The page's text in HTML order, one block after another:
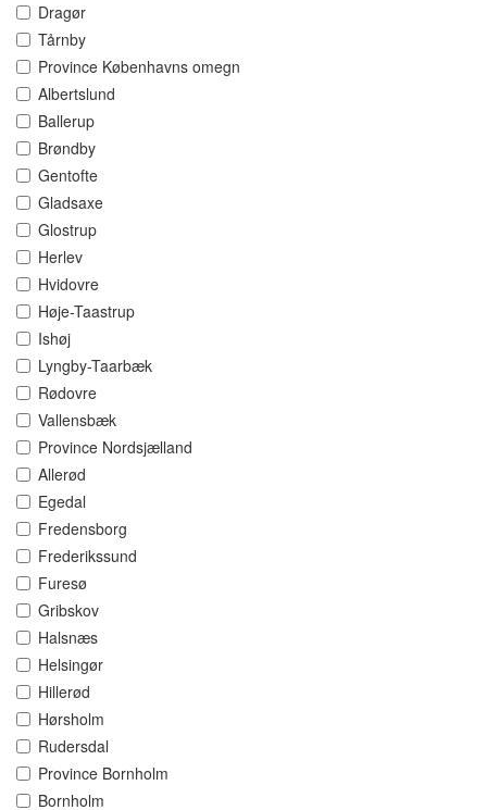
Dragør
Tårnby
Province Københavns omegn
Albertslund
Ballerup
Brøndby
Gentofte
Gladsaxe
Glostrup
Herlev
Hvidovre
Høje-Taastrup
Ishøj
Lyngby-Taarbæk
Rødovre
Vallensbæk
Province Nordsjælland
Allerød
Egedal
Fredensborg
Frederikssund
Furesø
Gribskov
Halsnæs
Helsingør
Hillerød
Hørsholm
Rudersdal
Province Bornholm
Bornholm